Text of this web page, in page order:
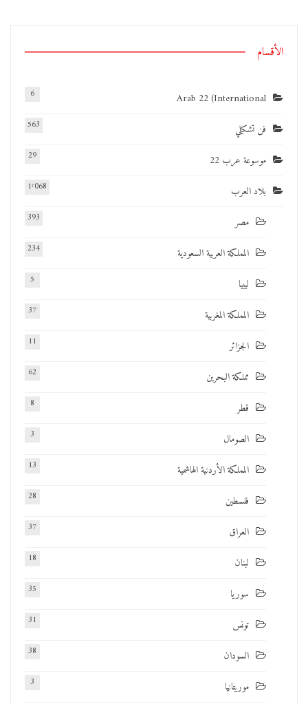
الأقسام
Arab 22 (International
6
فن تشكيلي 563
موسوعة عرب 22 29
بلاد العرب 1٬068
مصر 393
المملكة العربية السعودية 234
ليبيا 5
المملكة المغربية 37
الجزائر 11
مملكة البحرين 62
قطر 8
الصومال 3
المملكة الأردنية الهاشمية 13
فلسطين 28
العراق 37
لبنان 18
سوريا 35
تونس 31
السودان 38
موريتانيا 3